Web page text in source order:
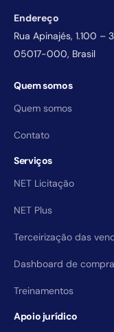
Endereço
Rua Apinajés, 1.100 –
05017-000, Brasil
Quem somos
Quem somos
Contato
Serviços
NET Licitação
NET Plus
Terceirização das
Dashboard de
Treinamentos
Apoio jurídico